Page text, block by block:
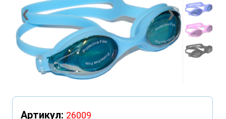
❮ ❯
Артикул: 26009